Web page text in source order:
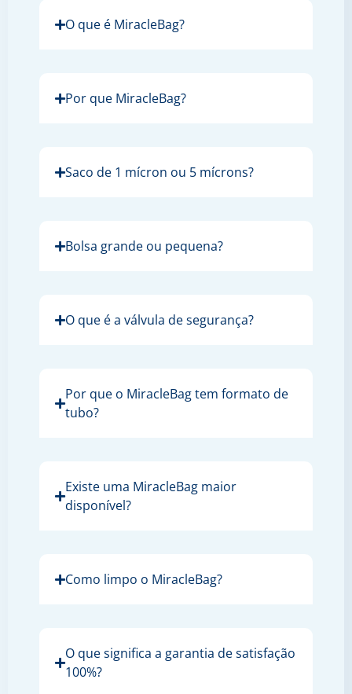
O que é MiracleBag?
Por que MiracleBag?
Saco de 1 mícron ou 5 mícrons?
Bolsa grande ou pequena?
O que é a válvula de segurança?
Por que o MiracleBag tem formato de
tubo?
Existe uma MiracleBag maior
disponível?
Como limpo o MiracleBag?
O que significa a garantia de satisfação
100%?